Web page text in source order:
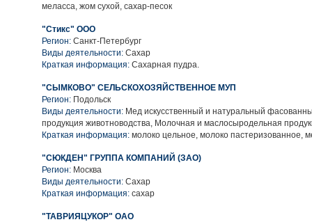
меласса, жом сухой, сахар-песок
"Стикс" ООО
Регион: Санкт-Петербург
Виды деятельности: Сахар
Краткая информация: Сахарная пудра.
"СЫМКОВО" СЕЛЬСКОХОЗЯЙСТВЕННОЕ МУП
Регион: Подольск
Виды деятельности: Мед искусственный и натуральный
продукция животноводства, Молочная и маслосыродельная
Краткая информация: молоко цельное, молоко пастеризованное,
"СЮКДЕН" ГРУППА КОМПАНИЙ (ЗАО)
Регион: Москва
Виды деятельности: Сахар
Краткая информация: сахар
"ТАВРИЯЦУКОР" ОАО